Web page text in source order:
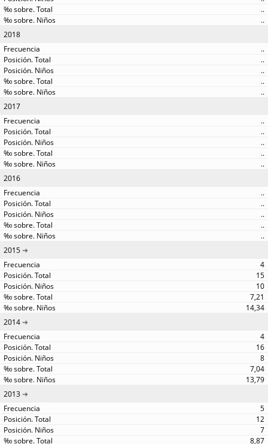
..
..
2018
..
..
..
..
..
2017
..
..
..
..
..
2016
..
..
..
..
..
2015
4
15
10
7,21
14,34
2014
4
16
8
7,04
13,79
2013
5
12
7
8,87